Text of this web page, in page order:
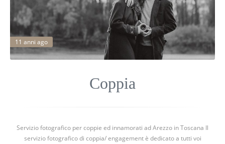
11 anni ago
Coppia
Servizio fotografico per coppie ed innamorati ad Arezzo in Toscana Il
servizio fotografico di coppia/ engagement è dedicato a tutti voi